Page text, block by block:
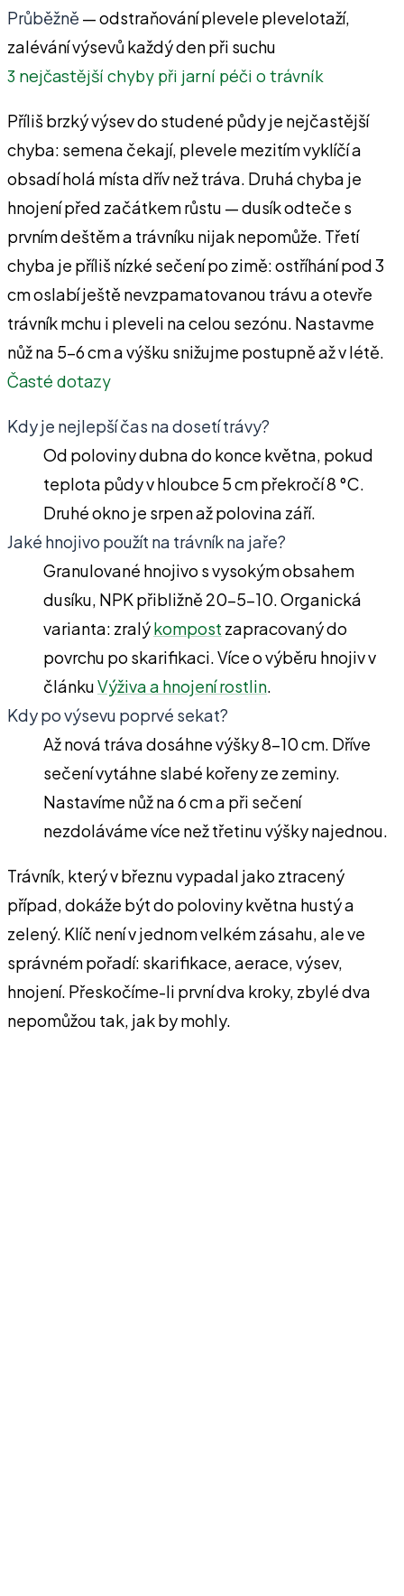
Průběžně — odstraňování plevele plevelotaží,
zalévání výsevů každý den při suchu
3 nejčastější chyby při jarní péči o trávník
Příliš brzký výsev do studené půdy je nejčastější
chyba: semena čekají, plevele mezitím vyklíčí a
obsadí holá místa dřív než tráva. Druhá chyba je
hnojení před začátkem růstu — dusík odteče s
prvním deštěm a trávníku nijak nepomůže. Třetí
chyba je příliš nízké sečení po zimě: ostříhání pod 3
cm oslabí ještě nevzpamatovanou trávu a otevře
trávník mchu i pleveli na celou sezónu. Nastavme
nůž na 5–6 cm a výšku snižujme postupně až v létě.
Časté dotazy
Kdy je nejlepší čas na dosetí trávy?
Od poloviny dubna do konce května, pokud
teplota půdy v hloubce 5 cm překročí 8 °C.
Druhé okno je srpen až polovina září.
Jaké hnojivo použít na trávník na jaře?
Granulované hnojivo s vysokým obsahem
dusíku, NPK přibližně 20–5–10. Organická
varianta: zralýkompost zapracovaný do
povrchu po skarifikaci. Více o výběru hnojiv v
článkuVýživa a hnojení rostlin.
Kdy po výsevu poprvé sekat?
Až nová tráva dosáhne výšky 8–10 cm. Dříve
sečení vytáhne slabé kořeny ze zeminy.
Nastavíme nůž na 6 cm a při sečení
nezdoláváme více než třetinu výšky najednou.
Trávník, který v březnu vypadal jako ztracený
případ, dokáže být do poloviny května hustý a
zelený. Klíč není v jednom velkém zásahu, ale ve
správném pořadí: skarifikace, aerace, výsev,
hnojení. Přeskočíme-li první dva kroky, zbylé dva
nepomůžou tak, jak by mohly.